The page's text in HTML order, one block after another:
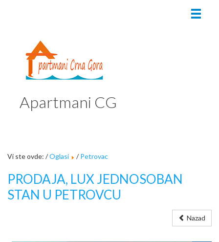
Apartmani CG
Vi ste ovde: /Oglasi /Petrovac
PRODAJA, LUX JEDNOSOBAN
STAN U PETROVCU
Nazad